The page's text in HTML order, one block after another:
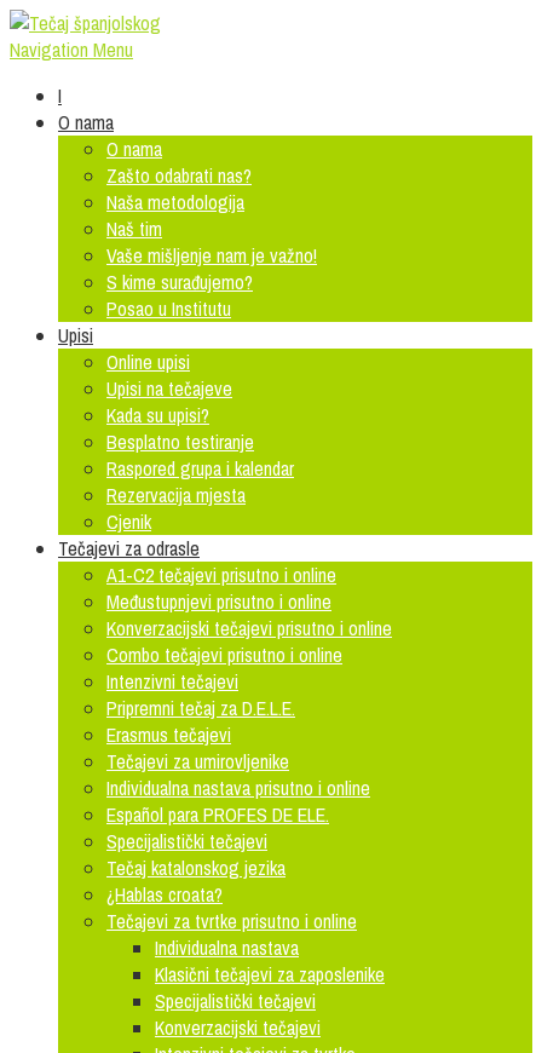
Navigation Menu
I
O nama
O nama
Zašto odabrati nas?
Naša metodologija
Naš tim
Vaše mišljenje nam je važno!
S kime surađujemo?
Posao u Institutu
Upisi
Online upisi
Upisi na tečajeve
Kada su upisi?
Besplatno testiranje
Raspored grupa i kalendar
Rezervacija mjesta
Cjenik
Tečajevi za odrasle
A1-C2 tečajevi prisutno i online
Međustupnjevi prisutno i online
Konverzacijski tečajevi prisutno i online
Combo tečajevi prisutno i online
Intenzivni tečajevi
Pripremni tečaj za D.E.L.E.
Erasmus tečajevi
Tečajevi za umirovljenike
Individualna nastava prisutno i online
Español para PROFES DE ELE.
Specijalistički tečajevi
Tečaj katalonskog jezika
¿Hablas croata?
Tečajevi za tvrtke prisutno i online
Individualna nastava
Klasični tečajevi za zaposlenike
Specijalistički tečajevi
Konverzacijski tečajevi